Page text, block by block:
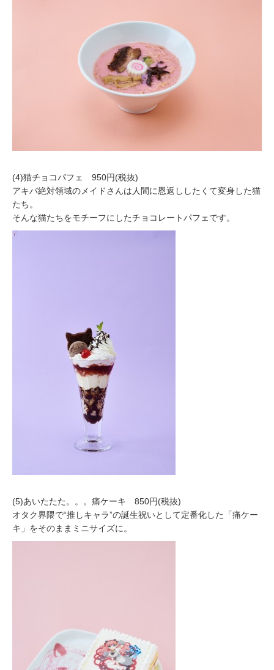
(4)猫チョコパフェ 950円(税抜)
アキバ絶対領域のメイドさんは人間に恩返ししたくて変身した猫
たち。
そんな猫たちをモチーフにしたチョコレートパフェです。
(5)あいたたた。。。痛ケーキ 850円(税抜)
オタク界隈で“推しキャラ”の誕生祝いとして定番化した「痛ケー
キ」をそのままミニサイズに。